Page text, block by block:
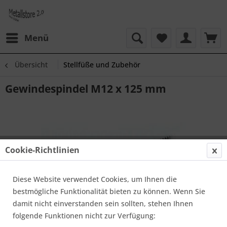
Menü
Übersicht Stellfüße und Zubehör
Gewindespindel M12 x 125 mm
Cookie-Richtlinien
Diese Website verwendet Cookies, um Ihnen die
bestmögliche Funktionalität bieten zu können. Wenn Sie
damit nicht einverstanden sein sollten, stehen Ihnen
folgende Funktionen nicht zur Verfügung: